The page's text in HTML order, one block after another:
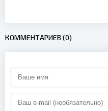
КОММЕНТАРИЕВ (0)